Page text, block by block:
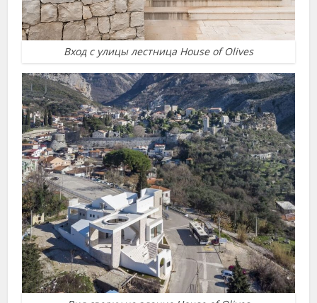
Вход с улицы лестница House of Olives